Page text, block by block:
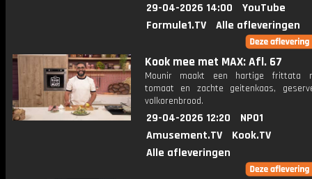
29-04-2026 14:00
YouTube
Formule1.TV
Alle afleveringen
Kook mee met MAX: Afl. 67
Mounir maakt een hartige frittata
tomaat en zachte geitenkaas,
volkorenbrood.
29-04-2026 12:20
NPO1
Amusement.TV
Kook.TV
Alle afleveringen